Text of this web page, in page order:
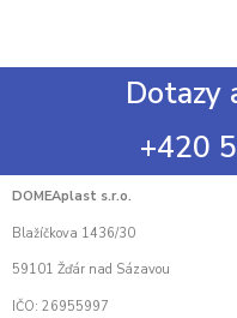
Dotazy
+420
DOMEAplast s.r.o.
Blažíčkova 1436/30
59101 Žďár nad Sázavou
IČO: 26955997